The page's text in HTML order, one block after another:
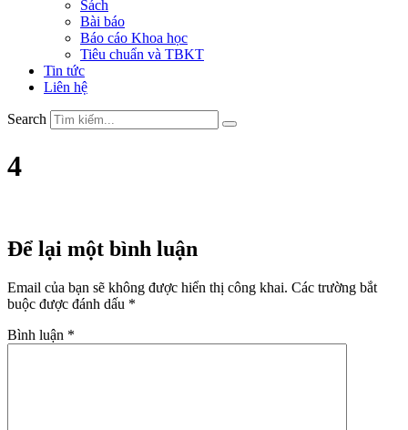
Sách
Bài báo
Báo cáo Khoa học
Tiêu chuẩn và TBKT
Tin tức
Liên hệ
Search
4
Để lại một bình luận
Email của bạn sẽ không được hiển thị công khai. Các trường bắt
buộc được đánh dấu *
Bình luận *